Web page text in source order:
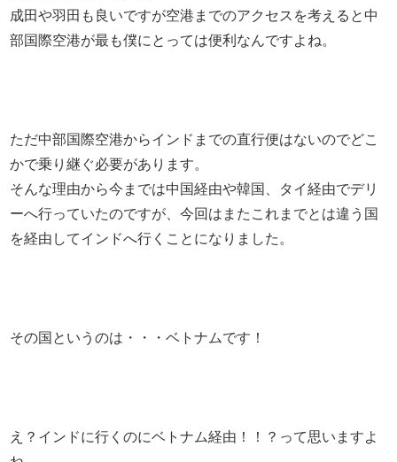
成田や羽田も良いですが空港までのアクセスを考えると中
部国際空港が最も僕にとっては便利なんですよね。
ただ中部国際空港からインドまでの直行便はないのでどこ
かで乗り継ぐ必要があります。
そんな理由から今までは中国経由や韓国、タイ経由でデリ
ーへ行っていたのですが、今回はまたこれまでとは違う国
を経由してインドへ行くことになりました。
その国というのは・・・ベトナムです！
え？インドに行くのにベトナム経由！！？って思いますよ